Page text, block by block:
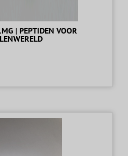
| PEPTIDEN VOOR